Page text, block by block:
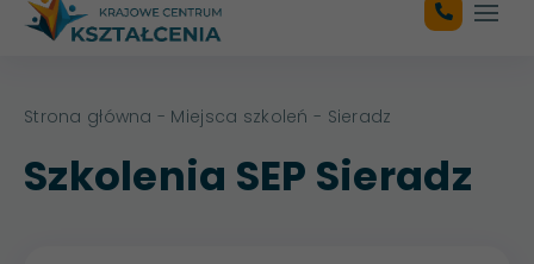
Strona główna - Miejsca szkoleń - Sieradz
Szkolenia SEP Sieradz